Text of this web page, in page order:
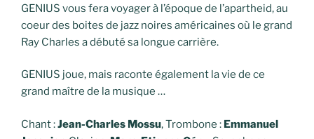
GENIUS vous fera voyager à l’époque de l’apartheid, au
coeur des boites de jazz noires américaines où le grand
Ray Charles a débuté sa longue carrière.
GENIUS joue, mais raconte également la vie de ce
grand maître de la musique …
Chant :Jean-Charles Mossu, Trombone : Emmanuel